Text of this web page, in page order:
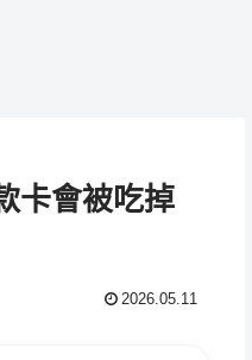
卡會被吃掉
2026.05.11